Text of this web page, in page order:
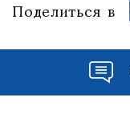
Поделиться в